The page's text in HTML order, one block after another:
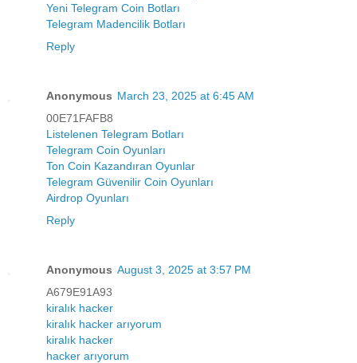
Yeni Telegram Coin Botları
Telegram Madencilik Botları
Reply
Anonymous March 23, 2025 at 6:45 AM
00E71FAFB8
Listelenen Telegram Botları
Telegram Coin Oyunları
Ton Coin Kazandıran Oyunlar
Telegram Güvenilir Coin Oyunları
Airdrop Oyunları
Reply
Anonymous August 3, 2025 at 3:57 PM
A679E91A93
kiralık hacker
kiralık hacker arıyorum
kiralık hacker
hacker arıyorum